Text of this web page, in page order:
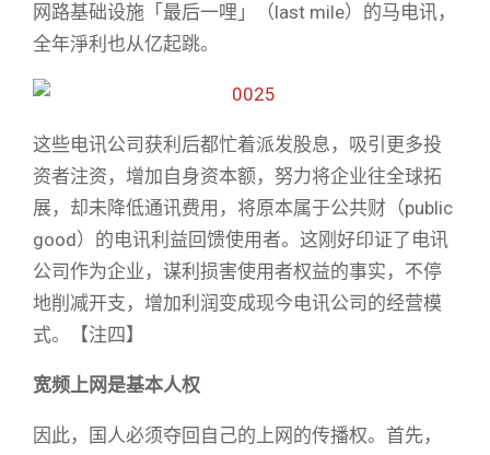
网路基础设施「最后一哩」（last mile）的马电讯，
全年淨利也从亿起跳。
这些电讯公司获利后都忙着派发股息，吸引更多投
资者注资，增加自身资本额，努力将企业往全球拓
展，却未降低通讯费用，将原本属于公共财（public
good）的电讯利益回馈使用者。这刚好印证了电讯
公司作为企业，谋利损害使用者权益的事实，不停
地削减开支，增加利润变成现今电讯公司的经营模
式。【注四】
宽频上网是基本人权
因此，国人必须夺回自己的上网的传播权。首先，